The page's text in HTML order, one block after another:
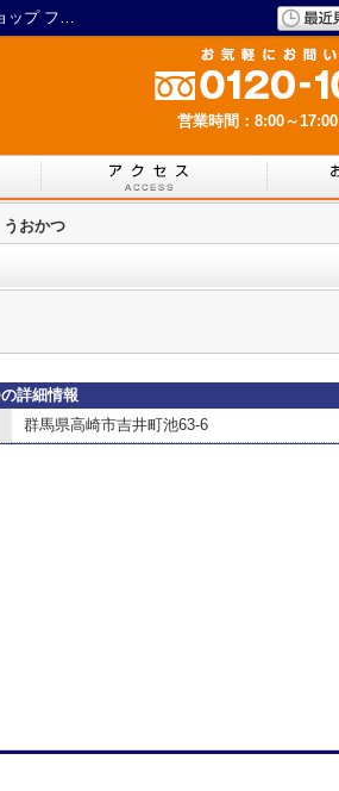
うおかつ情報ページ｜藤岡市のリフォーム・中古戸建て・土地売却ならERA LIXIL不動産ショップ フジ住建
営業時間：8:00～17:00
うおかつ
詳細情報
群馬県高崎市吉井町池63-6